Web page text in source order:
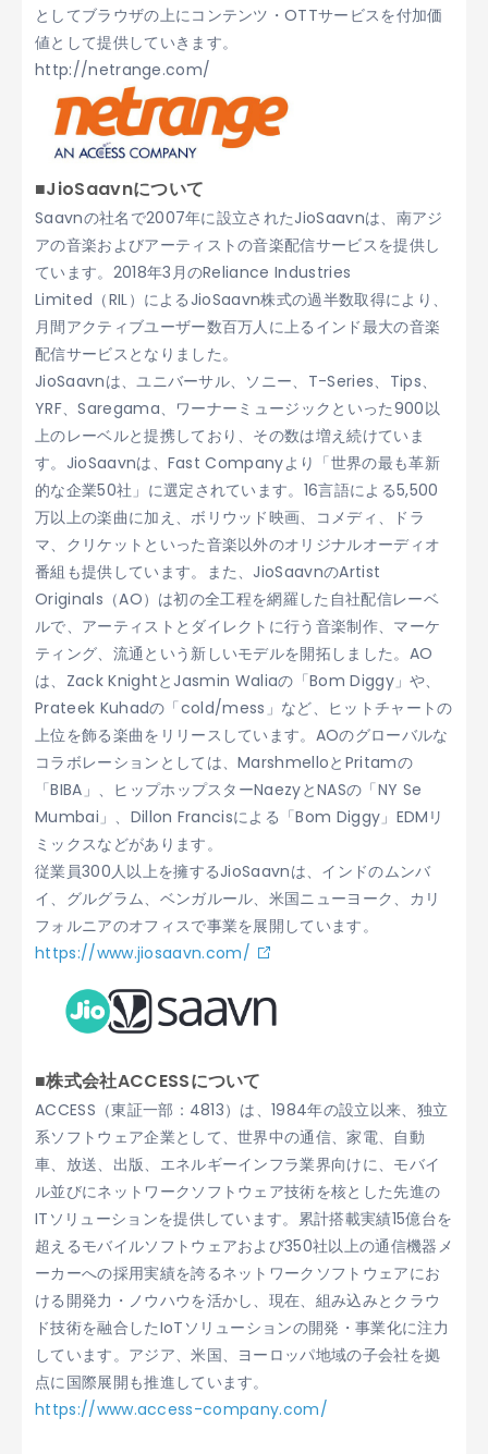
としてブラウザの上にコンテンツ・OTTサービスを付加価
値として提供していきます。
http://netrange.com/
■JioSaavnについて
Saavnの社名で2007年に設立されたJioSaavnは、南アジ
アの音楽およびアーティストの音楽配信サービスを提供し
ています。2018年3月のReliance Industries
Limited（RIL）によるJioSaavn株式の過半数取得により、
月間アクティブユーザー数百万人に上るインド最大の音楽
配信サービスとなりました。
JioSaavnは、ユニバーサル、ソニー、T-Series、Tips、
YRF、Saregama、ワーナーミュージックといった900以
上のレーベルと提携しており、その数は増え続けていま
す。JioSaavnは、Fast Companyより「世界の最も革新
的な企業50社」に選定されています。16言語による5,500
万以上の楽曲に加え、ボリウッド映画、コメディ、ドラ
マ、クリケットといった音楽以外のオリジナルオーディオ
番組も提供しています。また、JioSaavnのArtist
Originals（AO）は初の全工程を網羅した自社配信レーベ
ルで、アーティストとダイレクトに行う音楽制作、マーケ
ティング、流通という新しいモデルを開拓しました。AO
は、Zack KnightとJasmin Waliaの「Bom Diggy」や、
Prateek Kuhadの「cold/mess」など、ヒットチャートの
上位を飾る楽曲をリリースしています。AOのグローバルな
コラボレーションとしては、MarshmelloとPritamの
「BIBA」、ヒップホップスターNaezyとNASの「NY Se
Mumbai」、Dillon Francisによる「Bom Diggy」EDMリ
ミックスなどがあります。
従業員300人以上を擁するJioSaavnは、インドのムンバ
イ、グルグラム、ベンガルール、米国ニューヨーク、カリ
フォルニアのオフィスで事業を展開しています。
https://www.jiosaavn.com/
■株式会社ACCESSについて
ACCESS（東証一部：4813）は、1984年の設立以来、独立
系ソフトウェア企業として、世界中の通信、家電、自動
車、放送、出版、エネルギーインフラ業界向けに、モバイ
ル並びにネットワークソフトウェア技術を核とした先進の
ITソリューションを提供しています。累計搭載実績15億台を
超えるモバイルソフトウェアおよび350社以上の通信機器メ
ーカーへの採用実績を誇るネットワークソフトウェアにお
ける開発力・ノウハウを活かし、現在、組み込みとクラウ
ド技術を融合したIoTソリューションの開発・事業化に注力
しています。アジア、米国、ヨーロッパ地域の子会社を拠
点に国際展開も推進しています。
https://www.access-company.com/